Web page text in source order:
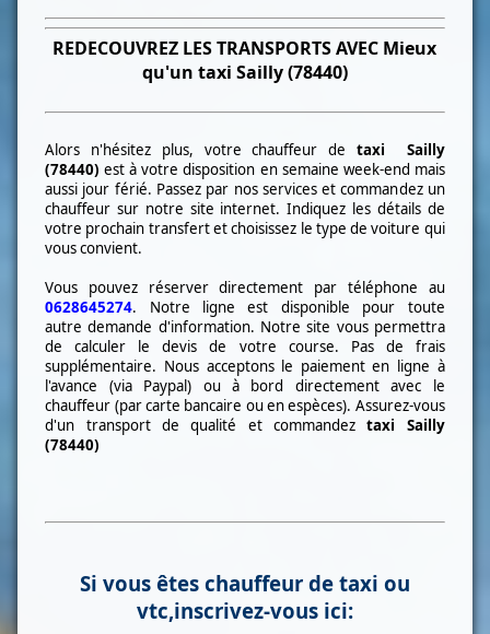
REDECOUVREZ LES TRANSPORTS AVEC Mieux
qu'un taxi Sailly (78440)
Alors n'hésitez plus, votre chauffeur de taxi
Sailly
(78440) est à votre disposition en semaine week-end mais
aussi jour férié. Passez par nos services et commandez un
chauffeur sur notre site internet. Indiquez les détails de
votre prochain transfert et choisissez le type de voiture qui
vous convient.
Vous pouvez réserver directement par téléphone au
0628645274. Notre ligne est disponible pour toute
autredemande d'information. Notre site vous permettra
de calculer le devis de votre course. Pas de frais
supplémentaire. Nous acceptons le paiement en ligne à
l'avance (via Paypal) ou à bord directement avec le
chauffeur (par carte bancaire ou en espèces). Assurez-vous
d'un transport de qualité et commandeztaxi Sailly
(78440)
Si vous êtes chauffeur de taxi ou
vtc,inscrivez-vous ici: